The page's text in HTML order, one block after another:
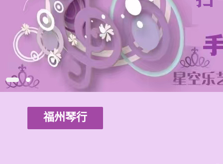
福州琴行